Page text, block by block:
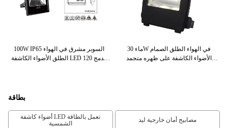
100W IP65 السوبر مشرق في الهواء
الطلق الأضواء الكاشفة LED مدمج 120
ماء 30W في الهواء الطلق الصمام
الأضواء الكاشفة على ظهره متجمد
بطاقة
أضواء كاشفة LED تعمل بالطاقة
الشمسية
مصابيح أمان خارجية ليد